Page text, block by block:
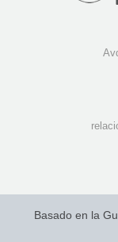
r
Basado en la